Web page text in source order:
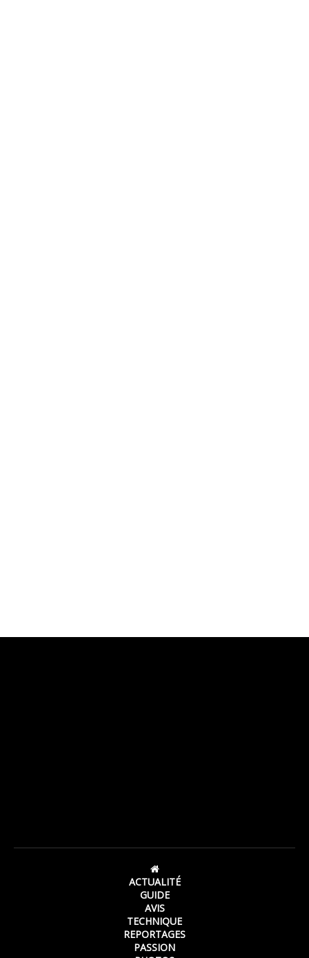
ACTUALITÉ
GUIDE
AVIS
TECHNIQUE
REPORTAGES
PASSION